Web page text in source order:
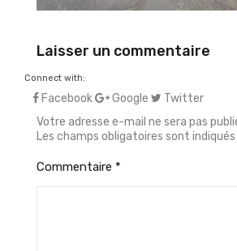
Laisser un commentaire
Connect with:
Facebook Google
Twitter
Votre adresse e-mail ne sera pas
Les champs obligatoires sont
Commentaire *